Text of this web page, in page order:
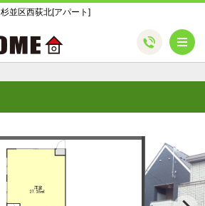
杉並区西荻北[アパート]